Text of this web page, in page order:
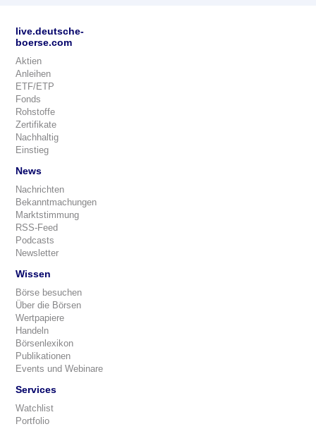
live.deutsche-
boerse.com
Aktien
Anleihen
ETF/ETP
Fonds
Rohstoffe
Zertifikate
Nachhaltig
Einstieg
News
Nachrichten
Bekanntmachungen
Marktstimmung
RSS-Feed
Podcasts
Newsletter
Wissen
Börse besuchen
Über die Börsen
Wertpapiere
Handeln
Börsenlexikon
Publikationen
Events und Webinare
Services
Watchlist
Portfolio